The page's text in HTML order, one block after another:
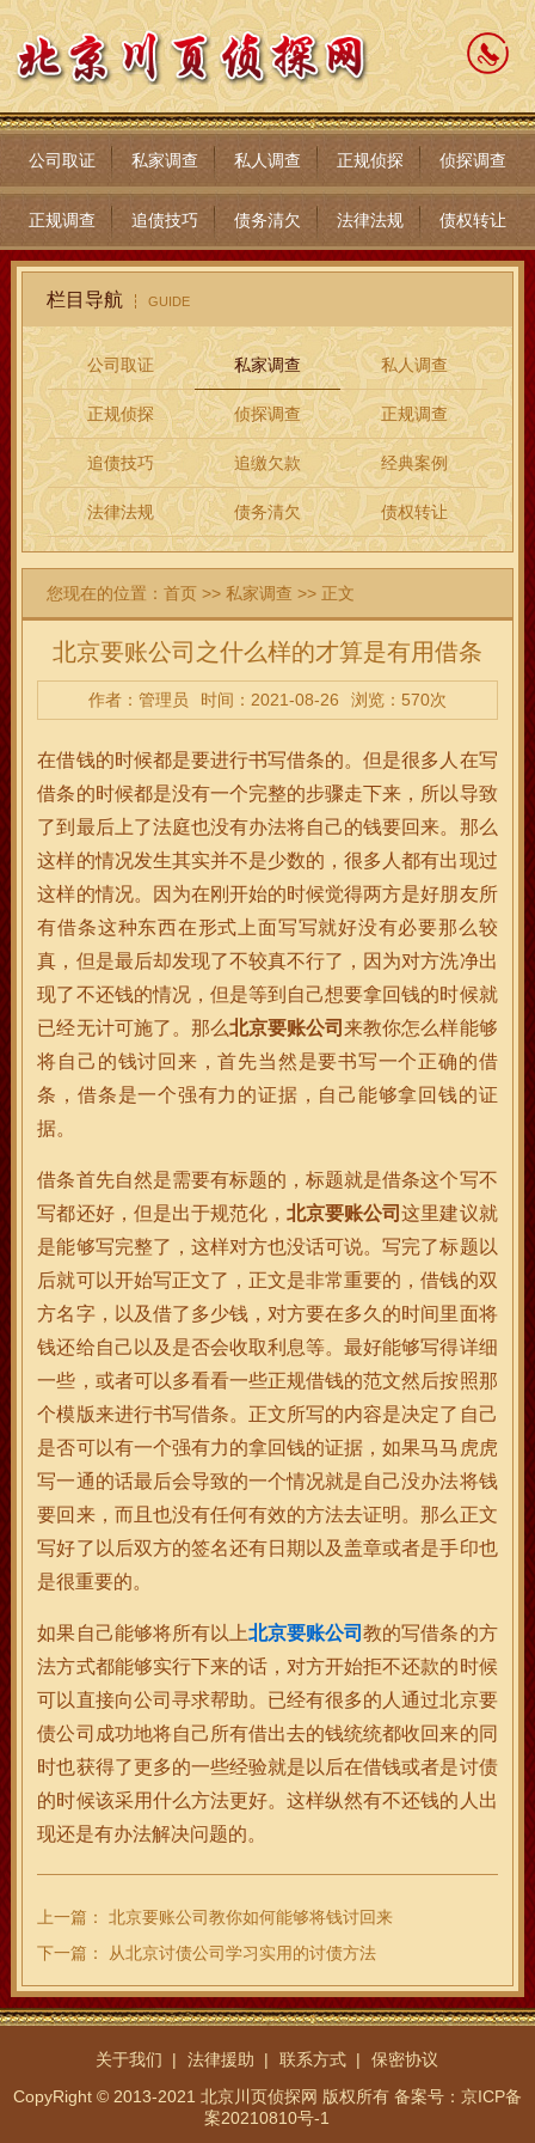
公司取证 私家调查 私人调查 正规侦探 侦探调查
正规调查 追债技巧 债务清欠 法律法规 债权转让
栏目导航 GUIDE
公司取证 私家调查 私人调查
正规侦探 侦探调查 正规调查
追债技巧 追缴欠款 经典案例
法律法规 债务清欠 债权转让
您现在的位置：首页 >>私家调查 >> 正文
北京要账公司之什么样的才算是有用借条
作者：管理员 时间：2021-08-26 浏览：570次
在借钱的时候都是要进行书写借条的。但是很多人在写
借条的时候都是没有一个完整的步骤走下来，所以导致
了到最后上了法庭也没有办法将自己的钱要回来。那么
这样的情况发生其实并不是少数的，很多人都有出现过
这样的情况。因为在刚开始的时候觉得两方是好朋友所
有借条这种东西在形式上面写写就好没有必要那么较
真，但是最后却发现了不较真不行了，因为对方洗净出
现了不还钱的情况，但是等到自己想要拿回钱的时候就
已经无计可施了。那么北京要账公司来教你怎么样能够
将自己的钱讨回来，首先当然是要书写一个正确的借
条，借条是一个强有力的证据，自己能够拿回钱的证
据。
借条首先自然是需要有标题的，标题就是借条这个写不
写都还好，但是出于规范化，北京要账公司这里建议就
是能够写完整了，这样对方也没话可说。写完了标题以
后就可以开始写正文了，正文是非常重要的，借钱的双
方名字，以及借了多少钱，对方要在多久的时间里面将
钱还给自己以及是否会收取利息等。最好能够写得详细
一些，或者可以多看看一些正规借钱的范文然后按照那
个模版来进行书写借条。正文所写的内容是决定了自己
是否可以有一个强有力的拿回钱的证据，如果马马虎虎
写一通的话最后会导致的一个情况就是自己没办法将钱
要回来，而且也没有任何有效的方法去证明。那么正文
写好了以后双方的签名还有日期以及盖章或者是手印也
是很重要的。
如果自己能够将所有以上北京要账公司教的写借条的方
法方式都能够实行下来的话，对方开始拒不还款的时候
可以直接向公司寻求帮助。已经有很多的人通过北京要
债公司成功地将自己所有借出去的钱统统都收回来的同
时也获得了更多的一些经验就是以后在借钱或者是讨债
的时候该采用什么方法更好。这样纵然有不还钱的人出
现还是有办法解决问题的。
上一篇：
北京要账公司教你如何能够将钱讨回来
下一篇：
从北京讨债公司学习实用的讨债方法
关于我们 法律援助 联系方式
保密协议
CopyRight © 2013-2021 北京川页侦探网 版权所有 备案号：京ICP备
案20210810号-1